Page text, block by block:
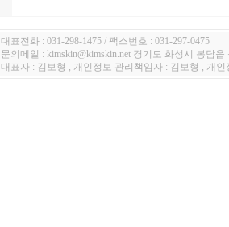
대표전화 : 031-298-1475 / 팩스번호 : 031-297-0475
문의메일 : kimskin@kimskin.net 경기도 화성시 봉담
대표자 : 김보형 , 개인정보 관리책임자 : 김보형 , 개